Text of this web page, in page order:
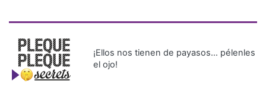
¡Ellos nos tienen de payasos… pélenles
el ojo!